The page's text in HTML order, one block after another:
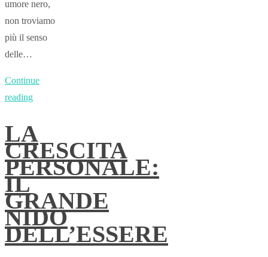
umore nero,
non troviamo
più il senso
delle…
Continue
reading
LA
CRESCITA
PERSONALE:
IL
GRANDE
NIDO
DELL’ESSERE